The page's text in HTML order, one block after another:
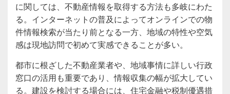
に関しては、不動産情報を取得する方法も多岐にわた
る。インターネットの普及によってオンラインでの物
件情報検索が当たり前となる一方、地域の特性や空気
感は現地訪問で初めて実感できることが多い。
都市に根ざした不動産業者や、地域事情に詳しい行政
窓口の活用も重要であり、情報収集の幅が拡大してい
る。建設を検討する場合には、住宅金融や税制優遇措